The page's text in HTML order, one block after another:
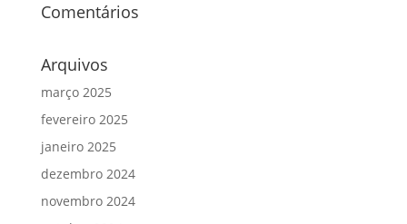
Comentários
Arquivos
março 2025
fevereiro 2025
janeiro 2025
dezembro 2024
novembro 2024